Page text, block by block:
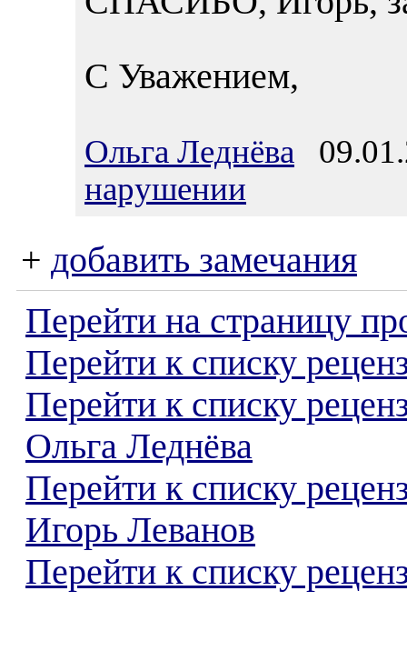
С Уважением,
Ольга Леднёва
нарушении
+ добавить замечания
Перейти на страницу
Перейти к списку
Перейти к списку
Ольга Леднёва
Перейти к списку
Игорь Леванов
Перейти к списку